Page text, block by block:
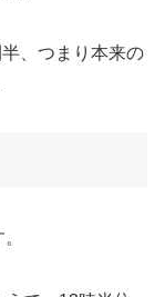
、つまり本来の